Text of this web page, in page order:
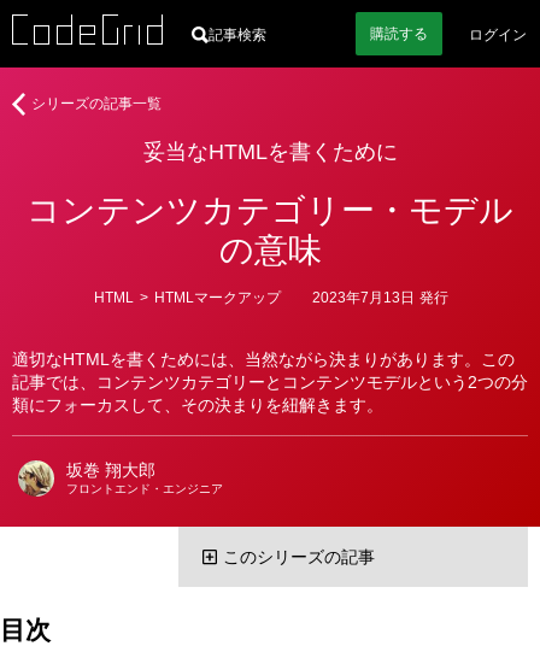
記事検索 購読する ログイン
妥当なHTMLを書くために
コンテンツカテゴリー・モデル
の意味
適切なHTMLを書くためには、当然ながら決まりがあります。この
記事では、コンテンツカテゴリーとコンテンツモデルという2つの分
類にフォーカスして、その決まりを紐解きます。
カ
ー
HTML > HTMLマークアップ 2023年7月13日 発行
者
坂巻 翔大郎
フロントエンド・エンジニア
妥
を
シリーズの記事一覧
このシリーズの記事
目次